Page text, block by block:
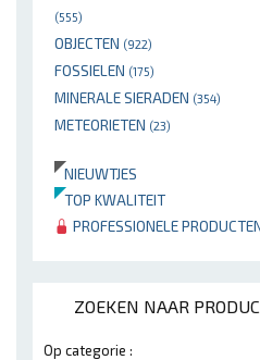
(555)
OBJECTEN (922)
FOSSIELEN (175)
MINERALE SIERADEN (354)
METEORIETEN (23)
NIEUWTJES
TOP KWALITEIT
PROFESSIONELE
ZOEKEN NAAR
Op categorie :